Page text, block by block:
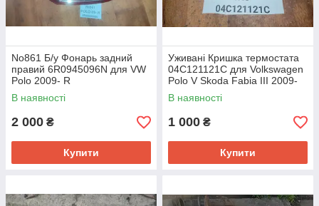
No861 Б/у Фонарь задний
правий 6R0945096N для VW
Polo 2009- R
В наявності
2 000 ₴
Купити
Уживані Кришка термостата
04C121121C для Volkswagen
Polo V Skoda Fabia III 2009-
2017.
В наявності
1 000 ₴
Купити